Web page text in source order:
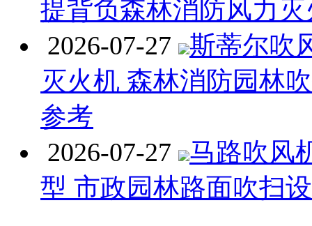
提背负森林消防风力
2026-07-27
斯蒂尔吹
灭火机 森林消防园林
参考
2026-07-27
马路吹风
型 市政园林路面吹扫